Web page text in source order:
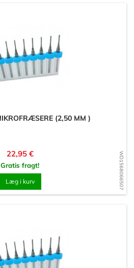
WD1568066507
(2,50 MM )
Pris
22,95 €
Gratis fragt!
Læg i kurv